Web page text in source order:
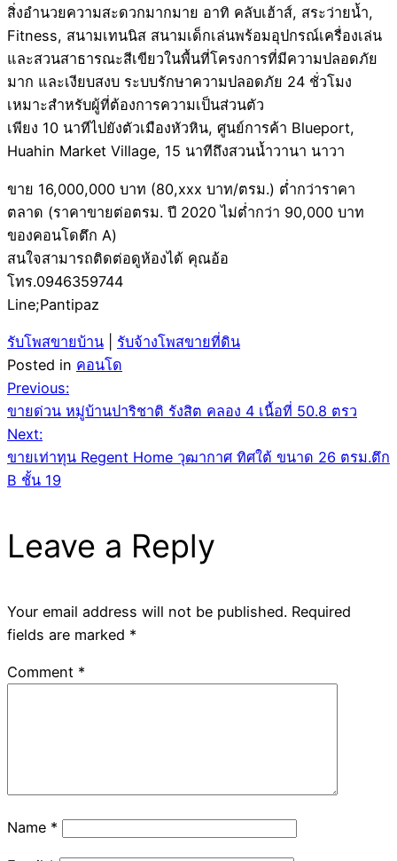
สิ่งอำนวยความสะดวกมากมาย อาทิ คลับเฮ้าส์, สระว่ายน้ำ,
Fitness, สนามเทนนิส สนามเด็กเล่นพร้อมอุปกรณ์เครื่องเล่น
และสวนสาธารณะสีเขียวในพื้นที่โครงการที่มีความปลอดภัย
มาก และเงียบสงบ ระบบรักษาความปลอดภัย 24 ชั่วโมง
เหมาะสำหรับผู้ที่ต้องการความเป็นส่วนตัว
เพียง 10 นาทีไปยังตัวเมืองหัวหิน, ศูนย์การค้า Blueport,
Huahin Market Village, 15 นาทีถึงสวนน้ำวานา นาวา
ขาย 16,000,000 บาท (80,xxx บาท/ตรม.) ต่ำกว่าราคา
ตลาด (ราคาขายต่อตรม. ปี 2020 ไม่ต่ำกว่า 90,000 บาท
ของคอนโดตึก A)
สนใจสามารถติดต่อดูห้องได้ คุณอ้อ
โทร.0946359744
Line;Pantipaz
รับโพสขายบ้าน
รับจ้างโพสขายที่ดิน
Posted in คอนโด
Post
navigation
Previous:
ขายด่วน หมู่บ้านปาริชาติ รังสิต คลอง 4 เนื้อที่ 50.8 ตรว
Next:
ขายเท่าทุน Regent Home วุฒากาศ ทิศใต้ ขนาด 26 ตรม.ตึก
B ชั้น 19
Leave a Reply
Your email address will not be published. Required
fields are marked *
Comment *
Name *